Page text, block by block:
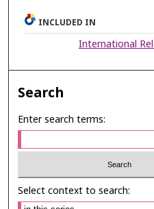
INCLUDED IN
International
Search
Enter search terms:
Select context to search: